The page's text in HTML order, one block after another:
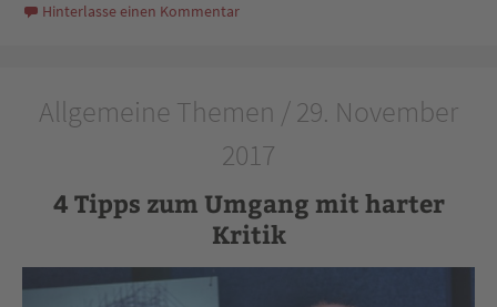
Hinterlasse einen Kommentar
Allgemeine Themen / 29. November
2017
4 Tipps zum Umgang mit harter
Kritik